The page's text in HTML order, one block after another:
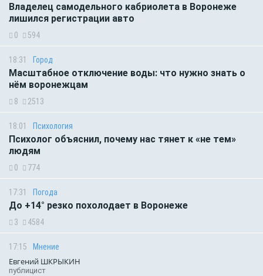
Владелец самодельного кабриолета в Воронеже
лишился регистрации авто
0 594
18:31 Город
Масштабное отключение воды: что нужно знать о
нём воронежцам
8 2513
18:01 Психология
Психолог объяснил, почему нас тянет к «не тем»
людям
0 774
17:31 Погода
До +14° резко похолодает в Воронеже
3 4584
17:15 Мнение
Евгений ШКРЫКИН
публицист